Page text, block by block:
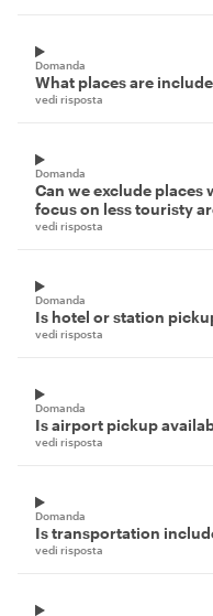
Domanda
What places are
vedi risposta
Domanda
Can we exclude places
focus on less touristy
vedi risposta
Domanda
Is hotel or station
vedi risposta
Domanda
Is airport pickup
vedi risposta
Domanda
Is transportation
vedi risposta